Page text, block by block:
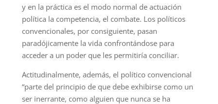
y en la práctica es el modo normal de actuación
política la competencia, el combate. Los políticos
convencionales, por consiguiente, pasan
paradójicamente la vida confrontándose para
acceder a un poder que les permitiría conciliar.
Actitudinalmente, además, el político convencional
“parte del principio de que debe exhibirse como un
ser inerrante, como alguien que nunca se ha